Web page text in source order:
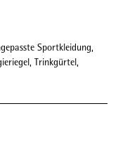
Sportkleidung,
Trinkgürtel,